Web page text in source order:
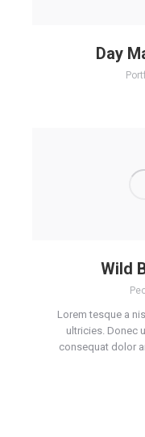
Day
Wild
Lorem tesque a
ultricies. Donec
consequat dolor